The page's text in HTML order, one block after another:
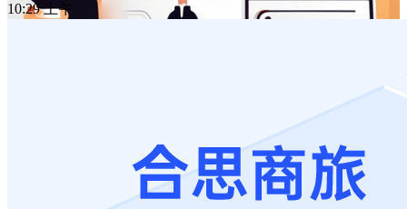
10:29 上午